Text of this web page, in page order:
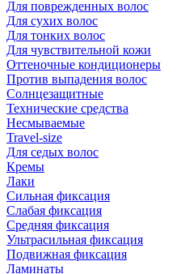
Для поврежденных волос
Для сухих волос
Для тонких волос
Для чувствительной кожи
Оттеночные кондиционеры
Против выпадения волос
Солнцезащитные
Технические средства
Несмываемые
Travel-size
Для седых волос
Кремы
Лаки
Сильная фиксация
Слабая фиксация
Средняя фиксация
Ультрасильная фиксация
Подвижная фиксация
Ламинаты